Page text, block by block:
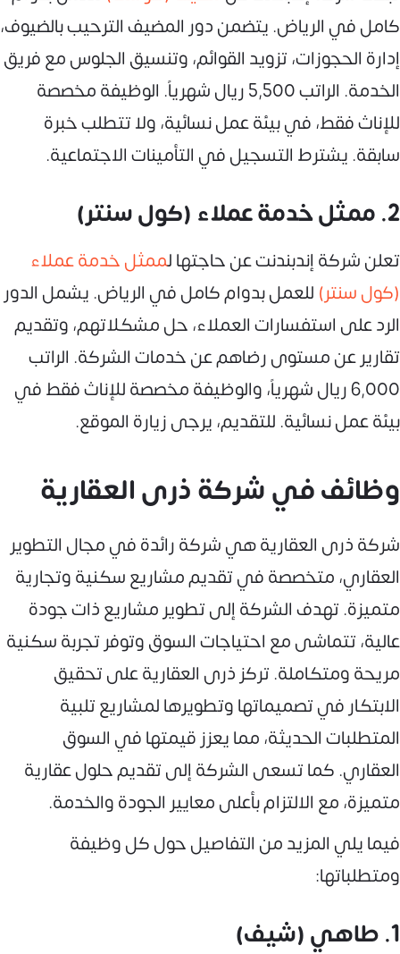
كامل في الرياض. يتضمن دور المضيف الترحيب بالضيوف،
إدارة الحجوزات، تزويد القوائم، وتنسيق الجلوس مع فريق
الخدمة. الراتب 5,500 ريال شهرياً. الوظيفة مخصصة
للإناث فقط، في بيئة عمل نسائية، ولا تتطلب خبرة
سابقة. يشترط التسجيل في التأمينات الاجتماعية.
2. ممثل خدمة عملاء (كول سنتر)
تعلن شركة إندبندنت عن حاجتها لممثل خدمة عملاء
(كول سنتر) للعمل بدوام كامل في الرياض. يشمل الدور
الرد على استفسارات العملاء، حل مشكلاتهم، وتقديم
تقارير عن مستوى رضاهم عن خدمات الشركة. الراتب
6,000 ريال شهرياً، والوظيفة مخصصة للإناث فقط في
بيئة عمل نسائية. للتقديم، يرجى زيارة الموقع.
وظائف في شركة ذرى العقارية
شركة ذرى العقارية هي شركة رائدة في مجال التطوير
العقاري، متخصصة في تقديم مشاريع سكنية وتجارية
متميزة. تهدف الشركة إلى تطوير مشاريع ذات جودة
عالية، تتماشى مع احتياجات السوق وتوفر تجربة سكنية
مريحة ومتكاملة. تركز ذرى العقارية على تحقيق
الابتكار في تصميماتها وتطويرها لمشاريع تلبية
المتطلبات الحديثة، مما يعزز قيمتها في السوق
العقاري. كما تسعى الشركة إلى تقديم حلول عقارية
متميزة، مع الالتزام بأعلى معايير الجودة والخدمة.
فيما يلي المزيد من التفاصيل حول كل وظيفة
ومتطلباتها:
1. طاهي (شيف)